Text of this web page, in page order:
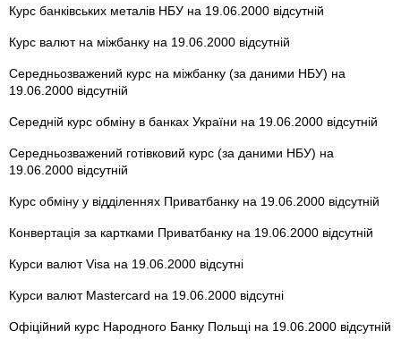
Курс банківських металів НБУ на 19.06.2000 відсутній
Курс валют на міжбанку на 19.06.2000 відсутній
Середньозважений курс на міжбанку (за даними НБУ) на
19.06.2000 відсутній
Середній курс обміну в банках України на 19.06.2000 відсутній
Середньозважений готівковий курс (за даними НБУ) на
19.06.2000 відсутній
Курс обміну у відділеннях Приватбанку на 19.06.2000 відсутній
Конвертація за картками Приватбанку на 19.06.2000 відсутній
Курси валют Visa на 19.06.2000 відсутні
Курси валют Mastercard на 19.06.2000 відсутні
Офіційний курс Народного Банку Польщі на 19.06.2000 відсутній